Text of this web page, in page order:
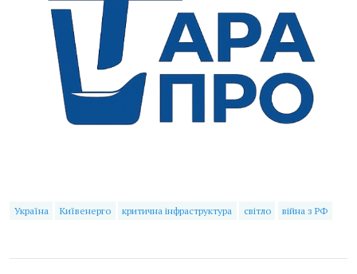
Україна Київенерго критична інфраструктура світло війна з РФ